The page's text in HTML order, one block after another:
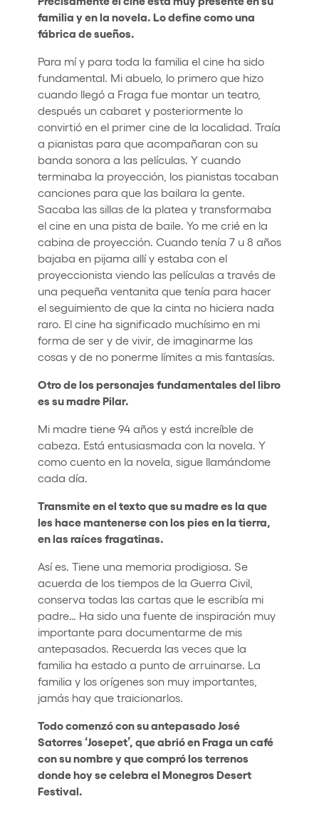
familia y en la novela. Lo define como una
fábrica de sueños.
Para mí y para toda la familia el cine ha sido
fundamental. Mi abuelo, lo primero que hizo
cuando llegó a Fraga fue montar un teatro,
después un cabaret y posteriormente lo
convirtió en el primer cine de la localidad. Traía
a pianistas para que acompañaran con su
banda sonora a las películas. Y cuando
terminaba la proyección, los pianistas tocaban
canciones para que las bailara la gente.
Sacaba las sillas de la platea y transformaba
el cine en una pista de baile. Yo me crié en la
cabina de proyección. Cuando tenía 7 u 8 años
bajaba en pijama allí y estaba con el
proyeccionista viendo las películas a través de
una pequeña ventanita que tenía para hacer
el seguimiento de que la cinta no hiciera nada
raro. El cine ha significado muchísimo en mi
forma de ser y de vivir, de imaginarme las
cosas y de no ponerme límites a mis fantasías.
Otro de los personajes fundamentales del libro
es su madre Pilar.
Mi madre tiene 94 años y está increíble de
cabeza. Está entusiasmada con la novela. Y
como cuento en la novela, sigue llamándome
cada día.
Transmite en el texto que su madre es la que
les hace mantenerse con los pies en la tierra,
en las raíces fragatinas.
Así es. Tiene una memoria prodigiosa. Se
acuerda de los tiempos de la Guerra Civil,
conserva todas las cartas que le escribía mi
padre… Ha sido una fuente de inspiración muy
importante para documentarme de mis
antepasados. Recuerda las veces que la
familia ha estado a punto de arruinarse. La
familia y los orígenes son muy importantes,
jamás hay que traicionarlos.
Todo comenzó con su antepasado José
Satorres ‘Josepet’, que abrió en Fraga un café
con su nombre y que compró los terrenos
donde hoy se celebra el Monegros Desert
Festival.